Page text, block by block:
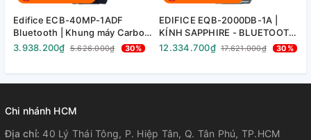
Edifice ECB-40MP-1ADF
Bluetooth | Khung máy Carbon
| ECB-40MP-1A
3.938.200₫ 5.626.000₫ 30%
EDIFICE EQB-2000DB-1A |
KÍNH SAPPHIRE - BLUETOOTH
- NĂNG LƯỢNG MẶT TRỜI |
12.334.700₫ 17.621.000₫ 30%
Chi nhánh HCM
Địa chỉ: 40 Lý Thái Tông, P. Hiệp Tân, Q. Tân Phú, TP.HCM